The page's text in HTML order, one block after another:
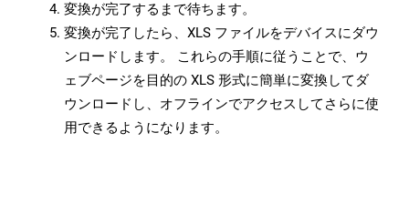
変換が完了するまで待ちます。
変換が完了したら、XLS ファイルをデバイスにダウ
ンロードします。 これらの手順に従うことで、ウ
ェブページを目的の XLS 形式に簡単に変換してダ
ウンロードし、オフラインでアクセスしてさらに使
用できるようになります。